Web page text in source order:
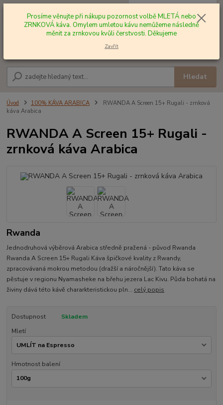
Hledat
+420 602 577 209 za0,00 Kč
Úvod 100% KÁVA ARABICA
RWANDA A Screen 15+ Rugali - zrnková
káva Arabica
RWANDA A Screen 15+ Rugali -
zrnková káva Arabica
Rwanda
Jednodruhová výběrová Arabica středně pražená - původ Rwanda
Rwanda A Screen 15+ Rugali Káva špičkové kvality z Rwandy,
zpracovávaná mokrou metodou (dražší a náročnější). Tato káva se
pěstuje v regionu Nyamasheke na břehu jezera Lac Kivu. Půda bohatá na
živiny dává této kávě chararkteristickou pln... celý popis
Dostupnost
Skladem
Mletí
Hmotnost balení
Prosíme věnujte při nákupu pozornost volbě MLETÁ nebo
ZRNKOVÁ káva. Omylem umletou kávu nemůžeme následně
měnit za zrnkovou kvůli čerstvosti. Děkujeme
Zavřít